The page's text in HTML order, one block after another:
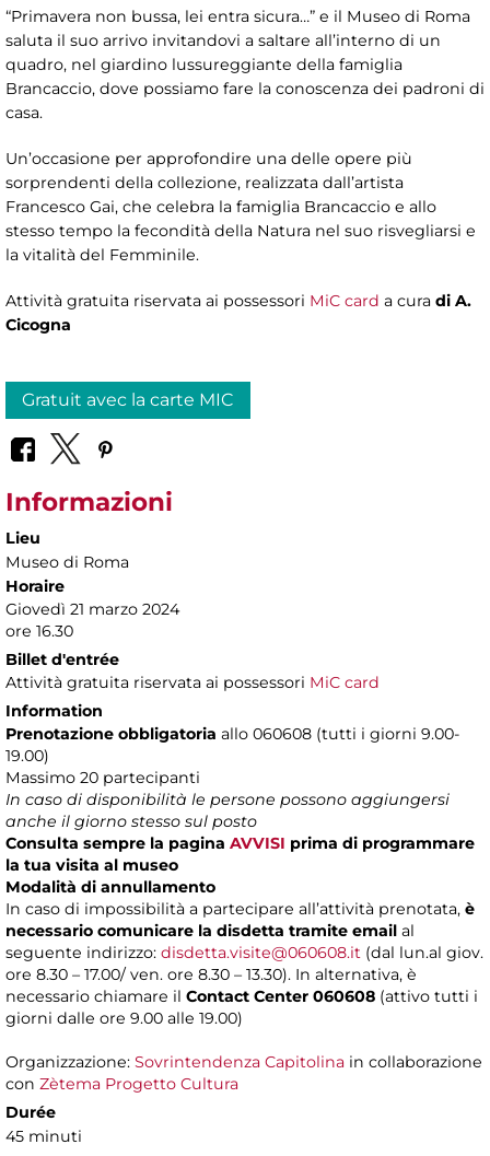
“Primavera non bussa, lei entra sicura…” e il Museo di Roma
saluta il suo arrivo invitandovi a saltare all’interno di un
quadro, nel giardino lussureggiante della famiglia
Brancaccio, dove possiamo fare la conoscenza dei padroni di
casa.
Un’occasione per approfondire una delle opere più
sorprendenti della collezione, realizzata dall’artista
Francesco Gai, che celebra la famiglia Brancaccio e allo
stesso tempo la fecondità della Natura nel suo risvegliarsi e
la vitalità del Femminile.
Attività gratuita riservata ai possessori MiC card a cura di A.
Cicogna
Gratuit avec la carte MIC
Informazioni
Lieu
Museo di Roma
Horaire
Giovedì 21 marzo 2024
ore 16.30
Billet d'entrée
Attività gratuita riservata ai possessori MiC card
Information
Prenotazione obbligatoria allo 060608 (tutti i giorni 9.00-
19.00)
Massimo 20 partecipanti
In caso di disponibilità le persone possono aggiungersi
anche il giorno stesso sul posto
Consulta sempre la pagina AVVISI prima di programmare
la tua visita al museo
Modalità di annullamento
In caso di impossibilità a partecipare all’attività prenotata, è
necessario comunicare la disdetta tramite email al
seguente indirizzo: disdetta.visite@060608.it (dal lun.al giov.
ore 8.30 – 17.00/ ven. ore 8.30 – 13.30). In alternativa, è
necessario chiamare il Contact Center 060608 (attivo tutti i
giorni dalle ore 9.00 alle 19.00)
Organizzazione: Sovrintendenza Capitolina in collaborazione
con Zètema Progetto Cultura
Durée
45 minuti